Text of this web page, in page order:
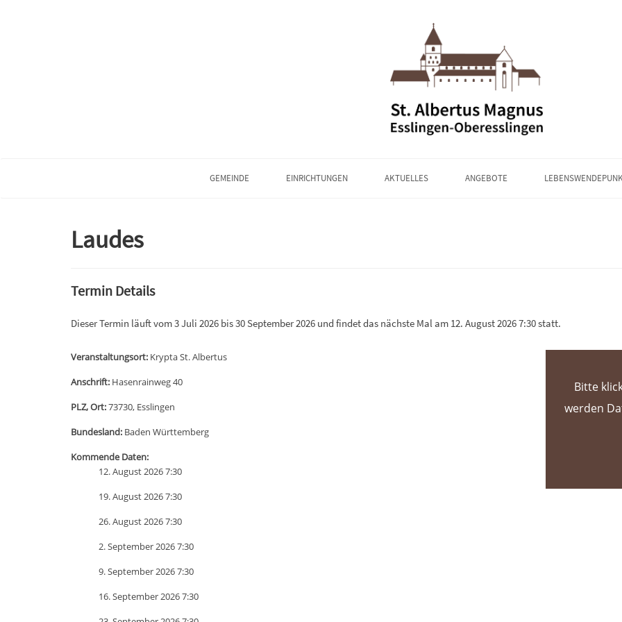
GEMEINDE EINRICHTUNGEN AKTUELLES ANGEBOTE
Laudes
Termin Details
Dieser Termin läuft vom 3 Juli 2026 bis 30 September 2026 und findet das nächste Mal am 12. August 2026 7:30 statt.
Veranstaltungsort: Krypta St. Albertus
Anschrift: Hasenrainweg 40
PLZ, Ort:73730, Esslingen
Bundesland: Baden Württemberg
Kommende Daten:
12. August 2026 7:30
19. August 2026 7:30
26. August 2026 7:30
2. September 2026 7:30
9. September 2026 7:30
16. September 2026 7:30